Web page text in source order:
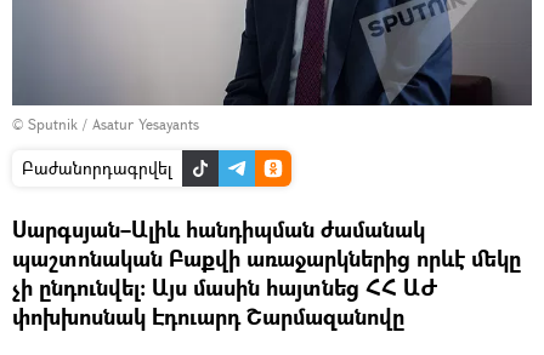
© Sputnik / Asatur Yesayants
Բաժանորդագրվել
Սարգսյան–Ալիև հանդիպման ժամանակ
պաշտոնական Բաքվի առաջարկներից որևէ մեկը
չի ընդունվել։ Այս մասին հայտնեց ՀՀ ԱԺ
փոխխոսնակ Էդուարդ Շարմազանովը